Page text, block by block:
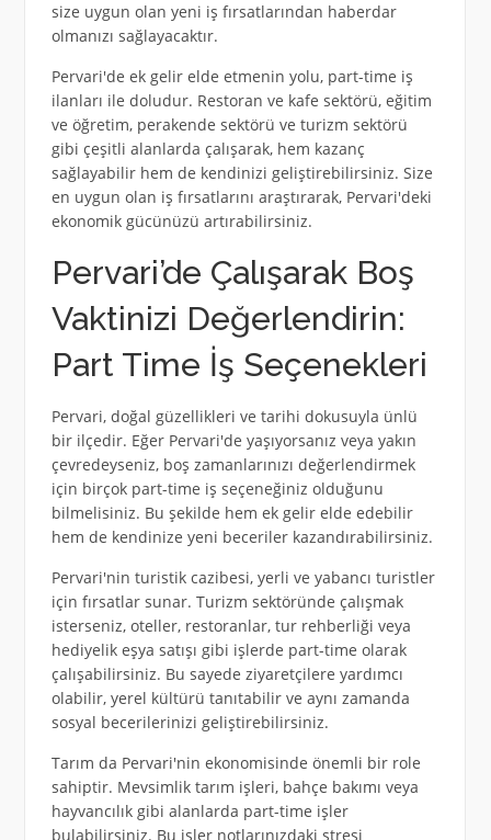
size uygun olan yeni iş fırsatlarından haberdar
olmanızı sağlayacaktır.
Pervari'de ek gelir elde etmenin yolu, part-time iş
ilanları ile doludur. Restoran ve kafe sektörü, eğitim
ve öğretim, perakende sektörü ve turizm sektörü
gibi çeşitli alanlarda çalışarak, hem kazanç
sağlayabilir hem de kendinizi geliştirebilirsiniz. Size
en uygun olan iş fırsatlarını araştırarak, Pervari'deki
ekonomik gücünüzü artırabilirsiniz.
Pervari’de Çalışarak Boş
Vaktinizi Değerlendirin:
Part Time İş Seçenekleri
Pervari, doğal güzellikleri ve tarihi dokusuyla ünlü
bir ilçedir. Eğer Pervari'de yaşıyorsanız veya yakın
çevredeyseniz, boş zamanlarınızı değerlendirmek
için birçok part-time iş seçeneğiniz olduğunu
bilmelisiniz. Bu şekilde hem ek gelir elde edebilir
hem de kendinize yeni beceriler kazandırabilirsiniz.
Pervari'nin turistik cazibesi, yerli ve yabancı turistler
için fırsatlar sunar. Turizm sektöründe çalışmak
isterseniz, oteller, restoranlar, tur rehberliği veya
hediyelik eşya satışı gibi işlerde part-time olarak
çalışabilirsiniz. Bu sayede ziyaretçilere yardımcı
olabilir, yerel kültürü tanıtabilir ve aynı zamanda
sosyal becerilerinizi geliştirebilirsiniz.
Tarım da Pervari'nin ekonomisinde önemli bir role
sahiptir. Mevsimlik tarım işleri, bahçe bakımı veya
hayvancılık gibi alanlarda part-time işler
bulabilirsiniz. Bu işler notlarınızdaki stresi